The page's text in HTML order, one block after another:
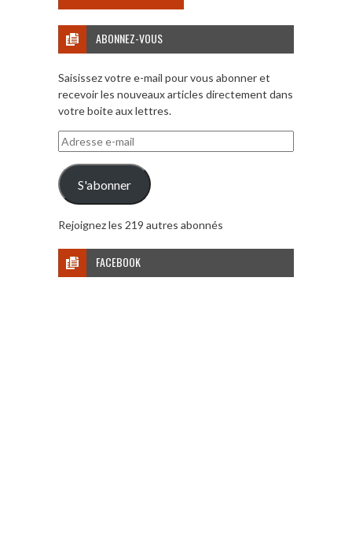
ABONNEZ-VOUS
Saisissez votre e-mail pour vous abonner et
recevoir les nouveaux articles directement dans
votre boite aux lettres.
Adresse
e-
mail
S'abonner
Rejoignez les 219 autres abonnés
FACEBOOK